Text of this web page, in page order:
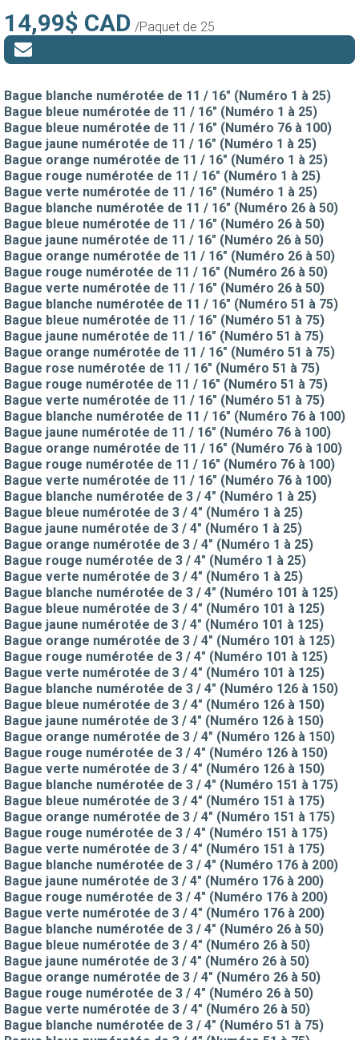
14,99$ CAD /Paquet de 25
Bague blanche numérotée de 11 / 16" (Numéro 1 à 25)
Bague bleue numérotée de 11 / 16" (Numéro 1 à 25)
Bague bleue numérotée de 11 / 16" (Numéro 76 à 100)
Bague jaune numérotée de 11 / 16" (Numéro 1 à 25)
Bague orange numérotée de 11 / 16" (Numéro 1 à 25)
Bague rouge numérotée de 11 / 16" (Numéro 1 à 25)
Bague verte numérotée de 11 / 16" (Numéro 1 à 25)
Bague blanche numérotée de 11 / 16" (Numéro 26 à 50)
Bague bleue numérotée de 11 / 16" (Numéro 26 à 50)
Bague jaune numérotée de 11 / 16" (Numéro 26 à 50)
Bague orange numérotée de 11 / 16" (Numéro 26 à 50)
Bague rouge numérotée de 11 / 16" (Numéro 26 à 50)
Bague verte numérotée de 11 / 16" (Numéro 26 à 50)
Bague blanche numérotée de 11 / 16" (Numéro 51 à 75)
Bague bleue numérotée de 11 / 16" (Numéro 51 à 75)
Bague jaune numérotée de 11 / 16" (Numéro 51 à 75)
Bague orange numérotée de 11 / 16" (Numéro 51 à 75)
Bague rose numérotée de 11 / 16" (Numéro 51 à 75)
Bague rouge numérotée de 11 / 16" (Numéro 51 à 75)
Bague verte numérotée de 11 / 16" (Numéro 51 à 75)
Bague blanche numérotée de 11 / 16" (Numéro 76 à 100)
Bague jaune numérotée de 11 / 16" (Numéro 76 à 100)
Bague orange numérotée de 11 / 16" (Numéro 76 à 100)
Bague rouge numérotée de 11 / 16" (Numéro 76 à 100)
Bague verte numérotée de 11 / 16" (Numéro 76 à 100)
Bague blanche numérotée de 3 / 4" (Numéro 1 à 25)
Bague bleue numérotée de 3 / 4" (Numéro 1 à 25)
Bague jaune numérotée de 3 / 4" (Numéro 1 à 25)
Bague orange numérotée de 3 / 4" (Numéro 1 à 25)
Bague rouge numérotée de 3 / 4" (Numéro 1 à 25)
Bague verte numérotée de 3 / 4" (Numéro 1 à 25)
Bague blanche numérotée de 3 / 4" (Numéro 101 à 125)
Bague bleue numérotée de 3 / 4" (Numéro 101 à 125)
Bague jaune numérotée de 3 / 4" (Numéro 101 à 125)
Bague orange numérotée de 3 / 4" (Numéro 101 à 125)
Bague rouge numérotée de 3 / 4" (Numéro 101 à 125)
Bague verte numérotée de 3 / 4" (Numéro 101 à 125)
Bague blanche numérotée de 3 / 4" (Numéro 126 à 150)
Bague bleue numérotée de 3 / 4" (Numéro 126 à 150)
Bague jaune numérotée de 3 / 4" (Numéro 126 à 150)
Bague orange numérotée de 3 / 4" (Numéro 126 à 150)
Bague rouge numérotée de 3 / 4" (Numéro 126 à 150)
Bague verte numérotée de 3 / 4" (Numéro 126 à 150)
Bague blanche numérotée de 3 / 4" (Numéro 151 à 175)
Bague bleue numérotée de 3 / 4" (Numéro 151 à 175)
Bague orange numérotée de 3 / 4" (Numéro 151 à 175)
Bague rouge numérotée de 3 / 4" (Numéro 151 à 175)
Bague verte numérotée de 3 / 4" (Numéro 151 à 175)
Bague blanche numérotée de 3 / 4" (Numéro 176 à 200)
Bague jaune numérotée de 3 / 4" (Numéro 176 à 200)
Bague rouge numérotée de 3 / 4" (Numéro 176 à 200)
Bague verte numérotée de 3 / 4" (Numéro 176 à 200)
Bague blanche numérotée de 3 / 4" (Numéro 26 à 50)
Bague bleue numérotée de 3 / 4" (Numéro 26 à 50)
Bague jaune numérotée de 3 / 4" (Numéro 26 à 50)
Bague orange numérotée de 3 / 4" (Numéro 26 à 50)
Bague rouge numérotée de 3 / 4" (Numéro 26 à 50)
Bague verte numérotée de 3 / 4" (Numéro 26 à 50)
Bague blanche numérotée de 3 / 4" (Numéro 51 à 75)